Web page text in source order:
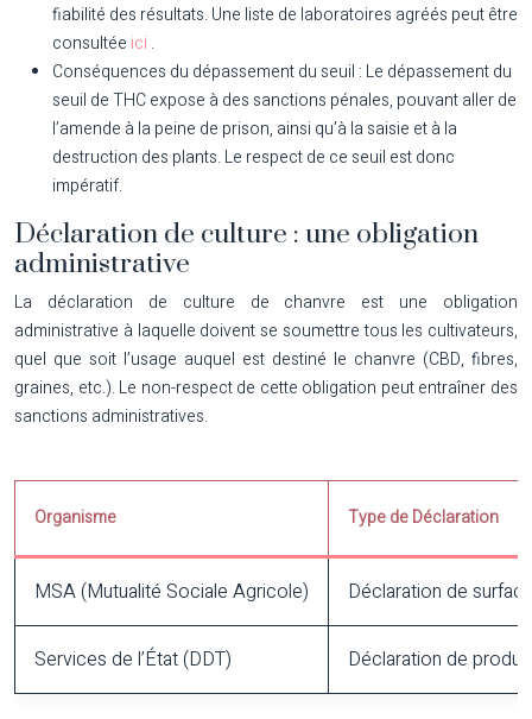
fiabilité des résultats. Une liste de laboratoires agréés peut être
consultée ici .
Conséquences du dépassement du seuil : Le dépassement du
seuil de THC expose à des sanctions pénales, pouvant aller de
l’amende à la peine de prison, ainsi qu’à la saisie et à la
destruction des plants. Le respect de ce seuil est donc
impératif.
Déclaration de culture : une obligation
administrative
La déclaration de culture de chanvre est une obligation
administrative à laquelle doivent se soumettre tous les cultivateurs,
quel que soit l’usage auquel est destiné le chanvre (CBD, fibres,
graines, etc.). Le non-respect de cette obligation peut entraîner des
sanctions administratives.
Organisme Type de Déclaration
MSA (Mutualité Sociale Agricole) Déclaration de
Services de l’État (DDT) Déclaration de